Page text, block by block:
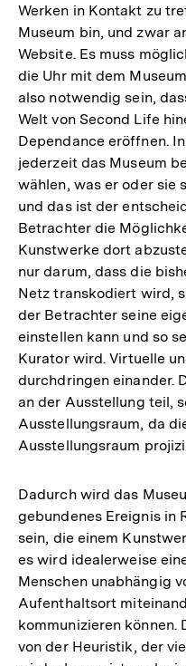
Werken in Kontakt zu
Museum bin, und zwar
Website. Es muss
die Uhr mit dem
also notwendig sein,
Welt von Second Life
Dependance eröffnen.
jederzeit das Museum
wählen, was er oder sie
und das ist der
Betrachter die
Kunstwerke dort
nur darum, dass die
Netz transkodiert wird,
der Betrachter seine
einstellen kann und so
Kurator wird. Virtuelle
durchdringen einander.
an der Ausstellung teil,
Ausstellungsraum, da
Ausstellungsraum
Dadurch wird das
gebundenes Ereignis in
sein, die einem
es wird idealerweise
Menschen unabhängig
Aufenthaltsort
kommunizieren können.
von der Heuristik, der